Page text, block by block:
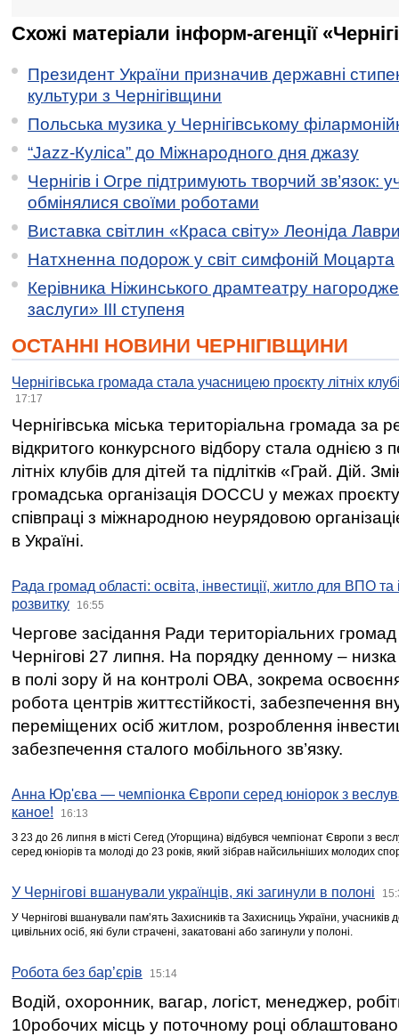
Схожі матеріали інформ-агенції
Президент України призначив державні
культури з Чернігівщини
Польська музика у Чернігівському
“Jazz-Куліса” до Міжнародного дня джазу
Чернігів і Огре підтримують творчий зв’язок:
обмінялися своїми роботами
Виставка світлин «Краса світу» Леоніда
Натхненна подорож у світ симфоній Моцарта
Керівника Ніжинського драмтеатру
заслуги» ІІІ ступеня
ОСТАННІ НОВИНИ ЧЕРНІГІВЩИНИ
Чернігівська громада стала учасницею проєкту літніх
17:17
Чернігівська міська територіальна громада за
відкритого конкурсного відбору стала однією
літніх клубів для дітей та підлітків «Грай. Дій.
громадська організація DOCCU у межах
співпраці з міжнародною неурядовою
в Україні.
Рада громад області: освіта, інвестиції, житло для ВПО
розвитку
16:55
Чергове засідання Ради територіальних громад
Чернігові 27 липня. На порядку денному –
в полі зору й на контролі ОВА, зокрема освоєння
робота центрів життєстійкості, забезпечення
переміщених осіб житлом, розроблення
забезпечення сталого мобільного зв’язку.
Анна Юр'єва — чемпіонка Європи серед юніорок з
каное!
16:13
З 23 до 26 липня в місті Сегед (Угорщина) відбувся чемпіонат Європи з
серед юніорів та молоді до 23 років, який зібрав найсильніших молодих
У Чернігові вшанували українців, які загинули в полоні
У Чернігові вшанували пам’ять Захисників та Захисниць України,
цивільних осіб, які були страчені, закатовані або загинули у полоні.
Робота без бар’єрів 15:14
Водій, охоронник, вагар, логіст, менеджер,
10робочих місць у поточному році